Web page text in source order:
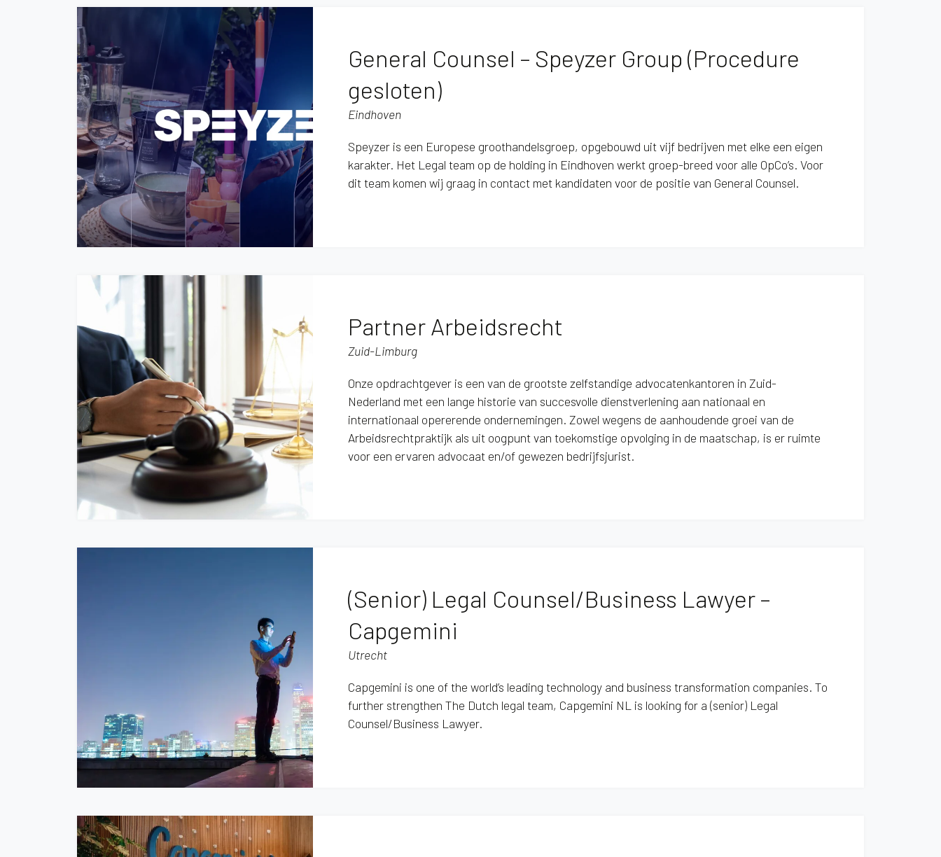
General Counsel – Speyzer Group (Procedure
gesloten)
Eindhoven
Speyzer is een Europese groothandelsgroep, opgebouwd uit vijf bedrijven met elke een eigen
karakter. Het Legal team op de holding in Eindhoven werkt groep-breed voor alle OpCo’s. Voor
dit team komen wij graag in contact met kandidaten voor de positie van General Counsel.
Partner Arbeidsrecht
Zuid-Limburg
Onze opdrachtgever is een van de grootste zelfstandige advocatenkantoren in Zuid-
Nederland met een lange historie van succesvolle dienstverlening aan nationaal en
internationaal opererende ondernemingen. Zowel wegens de aanhoudende groei van de
Arbeidsrechtpraktijk als uit oogpunt van toekomstige opvolging in de maatschap, is er ruimte
voor een ervaren advocaat en/of gewezen bedrijfsjurist.
(Senior) Legal Counsel/Business Lawyer –
Capgemini
Utrecht
Capgemini is one of the world’s leading technology and business transformation companies. To
further strengthen The Dutch legal team, Capgemini NL is looking for a (senior) Legal
Counsel/Business Lawyer.